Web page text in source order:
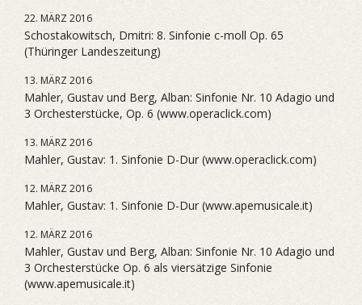
22. MÄRZ 2016
Schostakowitsch, Dmitri: 8. Sinfonie c-moll Op. 65
(Thüringer Landeszeitung)
13. MÄRZ 2016
Mahler, Gustav und Berg, Alban: Sinfonie Nr. 10 Adagio und
3 Orchesterstücke, Op. 6 (www.operaclick.com)
13. MÄRZ 2016
Mahler, Gustav: 1. Sinfonie D-Dur (www.operaclick.com)
12. MÄRZ 2016
Mahler, Gustav: 1. Sinfonie D-Dur (www.apemusicale.it)
12. MÄRZ 2016
Mahler, Gustav und Berg, Alban: Sinfonie Nr. 10 Adagio und
3 Orchesterstücke Op. 6 als viersätzige Sinfonie
(www.apemusicale.it)